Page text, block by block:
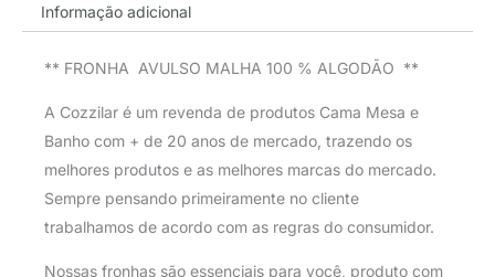
Informação adicional
** FRONHA AVULSO MALHA 100 % ALGODÃO **
A Cozzilar é um revenda de produtos Cama Mesa e
Banho com + de 20 anos de mercado, trazendo os
melhores produtos e as melhores marcas do mercado.
Sempre pensando primeiramente no cliente
trabalhamos de acordo com as regras do consumidor.
Nossas fronhas são essenciais para você, produto com